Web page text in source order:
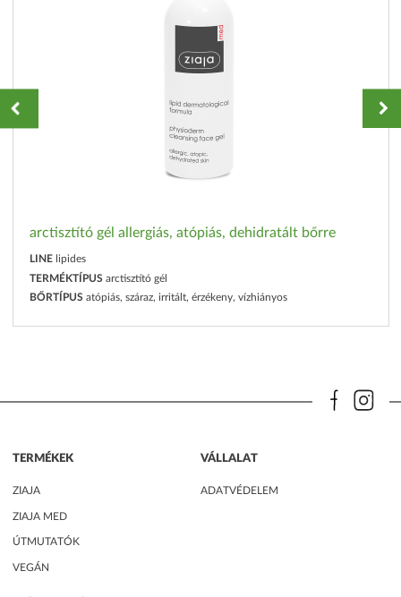
arctisztító gél allergiás, atópiás, dehidratált bőrre
LINE lipides
TERMÉKTÍPUS arctisztító gél
BŐRTÍPUS atópiás, száraz, irritált, érzékeny, vízhiányos
TERMÉKEK
ZIAJA
ZIAJA MED
ÚTMUTATÓK
VEGÁN
VÁLLALAT
ADATVÉDELEM